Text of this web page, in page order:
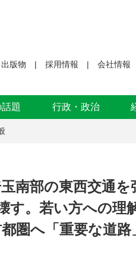
出版物 採用情報 会社情報
題 行政・政治
南部の東西交通
す。若い方への理
圏へ「重要な道路